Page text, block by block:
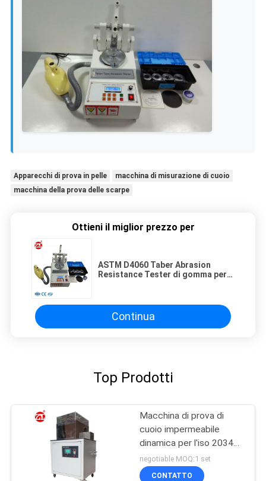
Apparecchi di prova in pelle
macchina di misurazione di cuoio
macchina della prova delle scarpe
Ottieni il miglior prezzo per
ASTM D4060 Taber Abrasion
Resistance Tester di gomma per
Continua
Top Prodotti
Macchina di prova di
cuoio impermeabile
dinamica per l'iso 20344
dell'en finito delle scarpe
di cuoio
negotiable MOQ:1 set
CONTATTO